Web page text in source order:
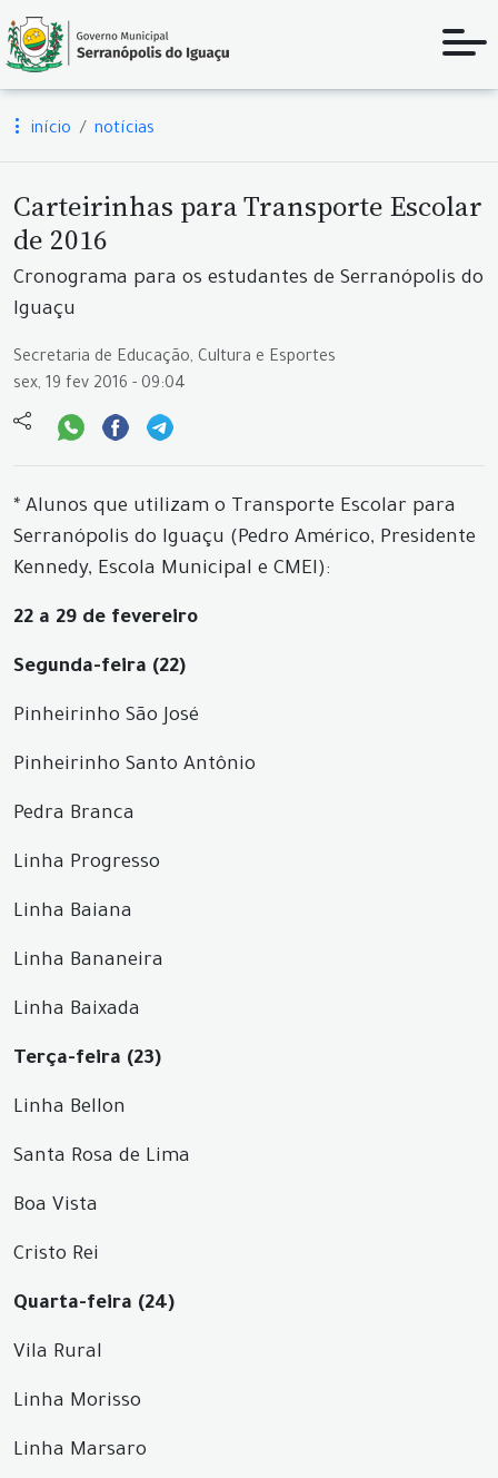
início notícias
Carteirinhas para Transporte Escolar
de 2016
Cronograma para os estudantes de Serranópolis do
Iguaçu
Secretaria de Educação, Cultura e Esportes
sex, 19 fev 2016 - 09:04
* Alunos que utilizam o Transporte Escolar para
Serranópolis do Iguaçu (Pedro Américo, Presidente
Kennedy, Escola Municipal e CMEI):
22 a 29 de fevereiro
Segunda-feira (22)
Pinheirinho São José
Pinheirinho Santo Antônio
Pedra Branca
Linha Progresso
Linha Baiana
Linha Bananeira
Linha Baixada
Terça-feira (23)
Linha Bellon
Santa Rosa de Lima
Boa Vista
Cristo Rei
Quarta-feira (24)
Vila Rural
Linha Morisso
Linha Marsaro